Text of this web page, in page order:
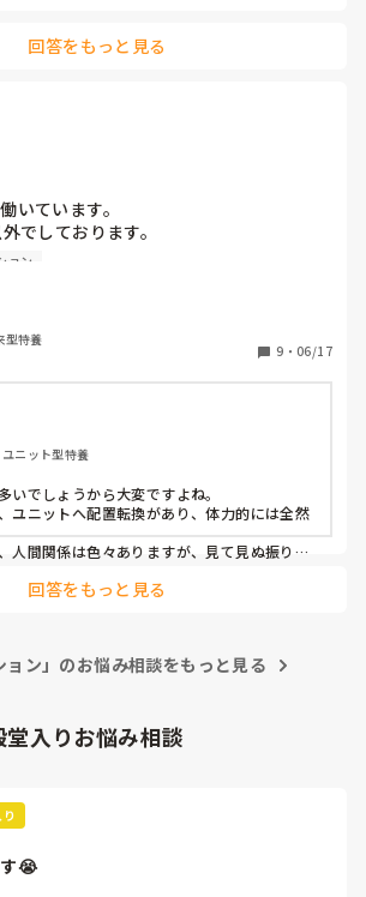
回答をもっと見る
いています。
でしております。
機にいたのですが色々あり去年の7月か
くて特に遅番が10日ぐらいあります。
が主任なのですがもう少し配慮して頂け
がそれもなく頑張っております。
通なのですが体力的にかなり歩くから疲れ
の様な所が楽だと思いますか？
方が楽かなとは思います🙇
お願いします🙏
ョン
型特養
9 ・ 06/17
ニット型特養
いでしょうから大変ですよね。
ユニットへ配置転換があり、体力的には全然
人間関係は色々ありますが、見て見ぬ振りし
トがおすすめです。
回答をもっと見る
ョン」のお悩み相談をもっと見る
入りお悩み相談
😭